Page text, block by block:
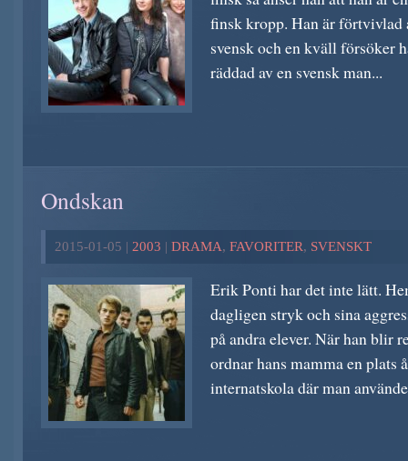
finsk kropp. Han är förtvivlad
svensk och en kväll försöker
räddad av en svensk man...
Ondskan
2015-01-05 | 2003 | DRAMA, FAVORITER, SVENSKT
Erik Ponti har det inte lätt.
dagligen stryk och sina
på andra elever. När han blir
ordnar hans mamma en plats
internatskola där man